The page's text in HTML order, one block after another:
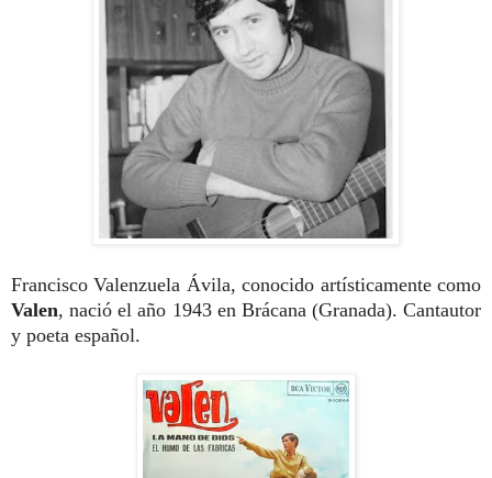
Francisco Valenzuela Ávila, conocido artísticamente como
Valen, nació el año 1943 en Brácana (Granada). Cantautor
y poeta español.